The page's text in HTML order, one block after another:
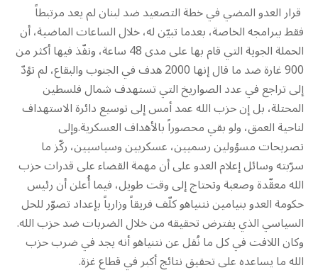
قرار العدو المضي في خطة التصعيد ضد لبنان لم يعد مرتبطاً
فقط ببرامجه الخاصة، بعدما تبيّن له، خلال الساعات الماضية، أن
الحملة الجوية التي قام بها على مدى 48 ساعة، ونفّذ فيها أكثر من
900 غارة ضد ما قال إنها 2000 هدف في الجنوب والبقاع، لم تؤدّ
إلى تراجع في عدد الصواريخ التي تستهدف شمال فلسطين
المحتلة، بل إن حزب الله عمد أمس إلى توسيع دائرة الاستهداف
لناحية العمق، ولو بقي محصوراً بالأهداف العسكرية.وإلى
تصريحات مسؤولين رسميين، عسكريين وسياسيين، ركّز ما
سرّبته وسائل إعلام العدو على أن مهمة القضاء على قدرات حزب
الله معقّدة وصعبة وتحتاج إلى وقت طويل، فيما أُعلن أن رئيس
حكومة العدو بنيامين نتنياهو كلّف فريقاً وزارياً بإعداد تصوّر للحل
السياسي الذي يفترض تحقيقه من خلال الضربات ضد حزب الله.
وكان اللافت في كل ما نُقل عن نتنياهو أنه يجد في ضرب حزب
الله ما يساعده على تحقيق نتائج أكبر في قطاع غزة.